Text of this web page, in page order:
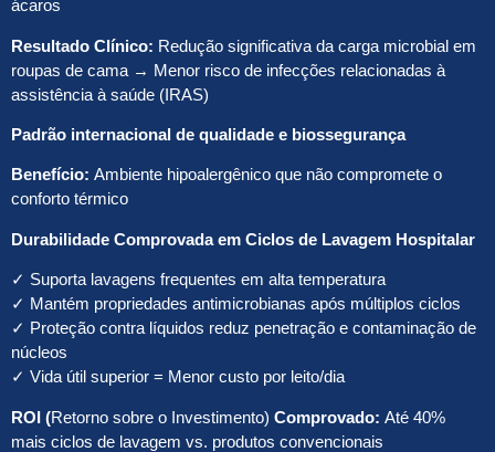
ácaros
Resultado Clínico: Redução significativa da carga microbial em
roupas de cama → Menor risco de infecções relacionadas à
assistência à saúde (IRAS)
Padrão internacional de qualidade e biossegurança
Benefício: Ambiente hipoalergênico que não compromete o
conforto térmico
Durabilidade Comprovada em Ciclos de Lavagem Hospitalar
✓ Suporta lavagens frequentes em alta temperatura
✓ Mantém propriedades antimicrobianas após múltiplos ciclos
✓ Proteção contra líquidos reduz penetração e contaminação de
núcleos
✓ Vida útil superior = Menor custo por leito/dia
ROI (Retorno sobre o Investimento) Comprovado: Até 40%
mais ciclos de lavagem vs. produtos convencionais